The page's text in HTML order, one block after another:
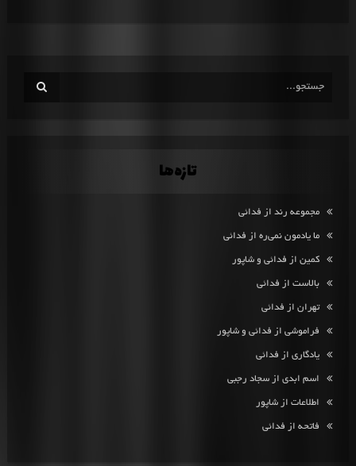
تازه‌ها
مجموعه رند از فدائی
ما یادمون نمی‌ره از فدائی
کمین از فدائی و شاپور
بالاست از فدائی
تهران از فدائی
فراموشی از فدائی و شاپور
یادگاری از فدائی
اسم ابدی از سجاد رجبی
اطلاعات از شاپور
فاتحه از فدائی